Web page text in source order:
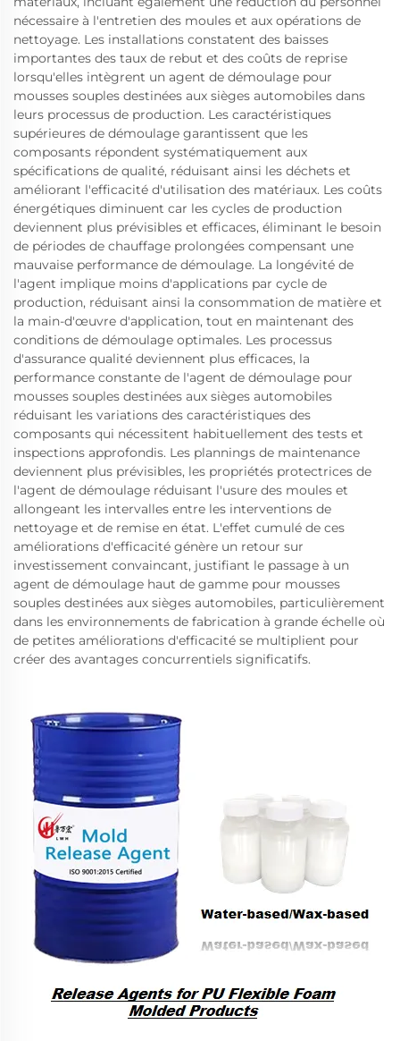
nécessaire à l'entretien des moules et aux opérations de
nettoyage. Les installations constatent des baisses
importantes des taux de rebut et des coûts de reprise
lorsqu'elles intègrent un agent de démoulage pour
mousses souples destinées aux sièges automobiles dans
leurs processus de production. Les caractéristiques
supérieures de démoulage garantissent que les
composants répondent systématiquement aux
spécifications de qualité, réduisant ainsi les déchets et
améliorant l'efficacité d'utilisation des matériaux. Les coûts
énergétiques diminuent car les cycles de production
deviennent plus prévisibles et efficaces, éliminant le besoin
de périodes de chauffage prolongées compensant une
mauvaise performance de démoulage. La longévité de
l'agent implique moins d'applications par cycle de
production, réduisant ainsi la consommation de matière et
la main-d'œuvre d'application, tout en maintenant des
conditions de démoulage optimales. Les processus
d'assurance qualité deviennent plus efficaces, la
performance constante de l'agent de démoulage pour
mousses souples destinées aux sièges automobiles
réduisant les variations des caractéristiques des
composants qui nécessitent habituellement des tests et
inspections approfondis. Les plannings de maintenance
deviennent plus prévisibles, les propriétés protectrices de
l'agent de démoulage réduisant l'usure des moules et
allongeant les intervalles entre les interventions de
nettoyage et de remise en état. L'effet cumulé de ces
améliorations d'efficacité génère un retour sur
investissement convaincant, justifiant le passage à un
agent de démoulage haut de gamme pour mousses
souples destinées aux sièges automobiles, particulièrement
dans les environnements de fabrication à grande échelle où
de petites améliorations d'efficacité se multiplient pour
créer des avantages concurrentiels significatifs.